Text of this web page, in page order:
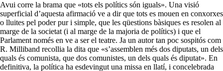
Avui corre la brama que «tots els polítics són iguals». Una visió
superficial d’aquesta afirmació ve a dir que tots es mouen en conxorxes
o lluites pel poder pur i simple, que les qüestions bàsiques es resolen al
marge de la societat (i al marge de la majoria de polítics) i que el
Parlament només en ve a ser el teatre. Ja un autor tan poc sospitós com
R. Milliband recollia la dita que «s’assemblen més dos diputats, un dels
quals és comunista, que dos comunistes, un dels quals és diputat». En
definitiva, la política ha esdevingut una missa en llatí, i concelebrada